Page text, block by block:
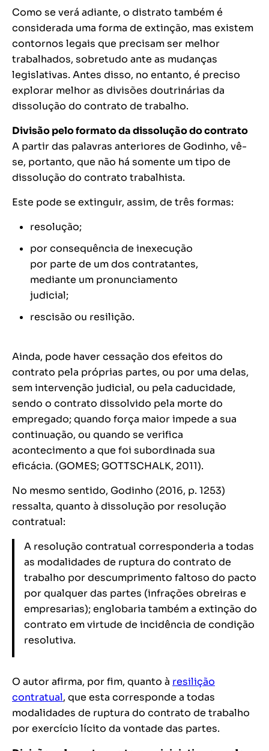
Como se verá adiante, o distrato também é
considerada uma forma de extinção, mas existem
contornos legais que precisam ser melhor
trabalhados, sobretudo ante as mudanças
legislativas. Antes disso, no entanto, é preciso
explorar melhor as divisões doutrinárias da
dissolução do contrato de trabalho.
Divisão pelo formato da dissolução do contrato
A partir das palavras anteriores de Godinho, vê-
se, portanto, que não há somente um tipo de
dissolução do contrato trabalhista.
Este pode se extinguir, assim, de três formas:
resolução;
por consequência de inexecução
por parte de um dos contratantes,
mediante um pronunciamento
judicial;
rescisão ou resilição.
Ainda, pode haver cessação dos efeitos do
contrato pela próprias partes, ou por uma delas,
sem intervenção judicial, ou pela caducidade,
sendo o contrato dissolvido pela morte do
empregado; quando força maior impede a sua
continuação, ou quando se verifica
acontecimento a que foi subordinada sua
eficácia. (GOMES; GOTTSCHALK, 2011).
No mesmo sentido, Godinho (2016, p. 1253)
ressalta, quanto à dissolução por resolução
contratual:
A resolução contratual corresponderia a todas
as modalidades de ruptura do contrato de
trabalho por descumprimento faltoso do pacto
por qualquer das partes (infrações obreiras e
empresarias); englobaria também a extinção do
contrato em virtude de incidência de condição
resolutiva.
O autor afirma, por fim, quanto à resilição
contratual, que esta corresponde a todas
modalidades de ruptura do contrato de trabalho
por exercício lícito da vontade das partes.